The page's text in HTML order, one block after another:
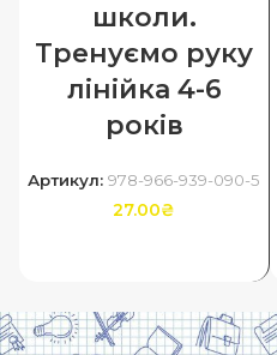
школи.
Тренуємо руку
лінійка 4-6
років
Артикул: 978-966-939-090-5
27.00₴